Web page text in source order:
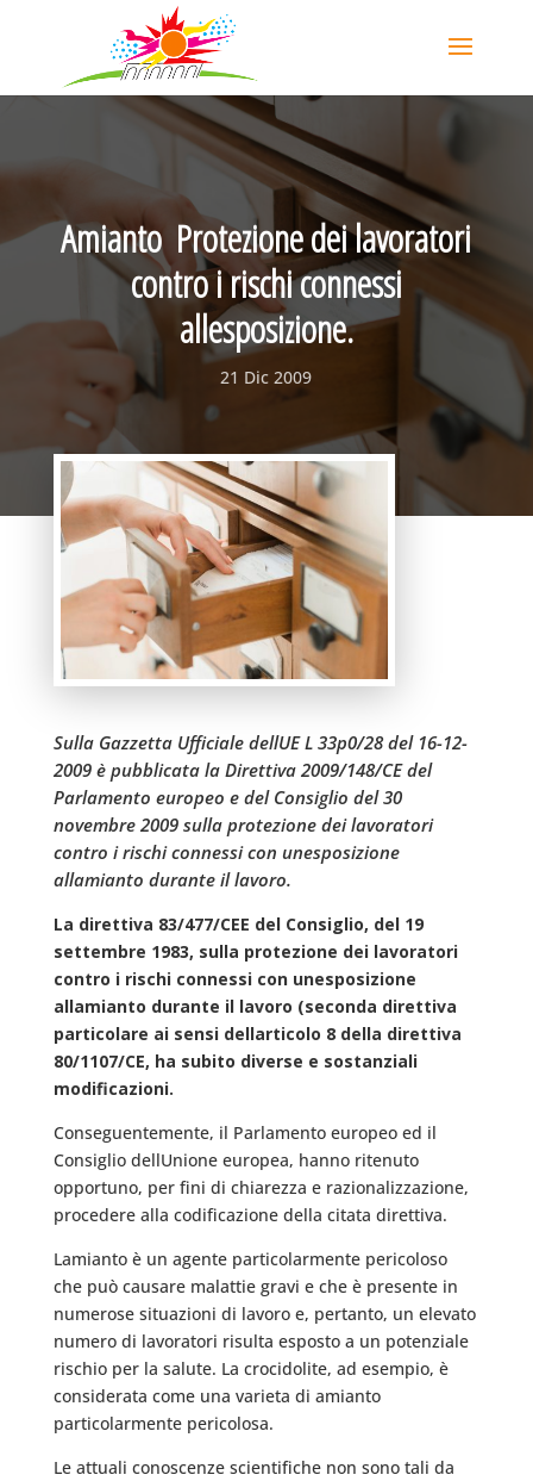
Amianto  Protezione dei lavoratori
contro i rischi connessi
allesposizione.
21 Dic 2009
Sulla Gazzetta Ufficiale dellUE L 33p0/28 del 16-12-
2009 è pubblicata la Direttiva 2009/148/CE del
Parlamento europeo e del Consiglio del 30
novembre 2009 sulla protezione dei lavoratori
contro i rischi connessi con unesposizione
allamianto durante il lavoro.
La direttiva 83/477/CEE del Consiglio, del 19
settembre 1983, sulla protezione dei lavoratori
contro i rischi connessi con unesposizione
allamianto durante il lavoro (seconda direttiva
particolare ai sensi dellarticolo 8 della direttiva
80/1107/CE, ha subito diverse e sostanziali
modificazioni.
Conseguentemente, il Parlamento europeo ed il
Consiglio dellUnione europea, hanno ritenuto
opportuno, per fini di chiarezza e razionalizzazione,
procedere alla codificazione della citata direttiva.
Lamianto è un agente particolarmente pericoloso
che può causare malattie gravi e che è presente in
numerose situazioni di lavoro e, pertanto, un elevato
numero di lavoratori risulta esposto a un potenziale
rischio per la salute. La crocidolite, ad esempio, è
considerata come una varieta di amianto
particolarmente pericolosa.
Le attuali conoscenze scientifiche non sono tali da